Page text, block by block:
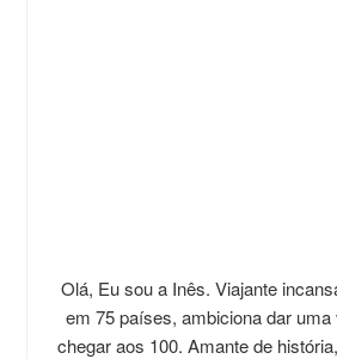
Olá, Eu sou a Inês. Viajante
em 75 países, ambiciona dar
chegar aos 100. Amante de